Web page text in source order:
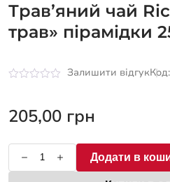
Трав’яний чай
трав» пірамідки
з
Залишити відгук
205,00 грн
Додати в